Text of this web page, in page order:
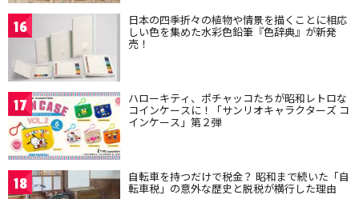
16 日本の四季折々の植物や情景を描くことに相応
しい色を集めた水彩色鉛筆『色辞典』が新発
売！
17 ハローキティ、ポチャッコたちが昭和レトロな
コインケースに！「サンリオキャラクターズ コ
インケース」第２弾
18 自転車を持つだけで税金？ 昭和まで続いた「自
転車税」の意外な歴史と脱税が横行した理由